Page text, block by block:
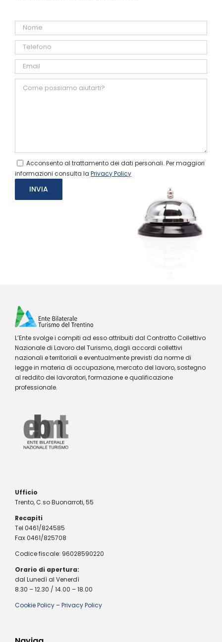
Acconsento al trattamento dei dati personali. Per maggiori
informazioni consulta la Privacy Policy
L’Ente svolge i compiti ad esso attribuiti dal Contratto Collettivo
Nazionale di Lavoro del Turismo, dagli accordi collettivi
nazionali e territoriali e eventualmente previsti da norme di
legge in materia di occupazione, mercato del lavoro, sostegno
al reddito dei lavoratori, formazione e qualificazione
professionale.
Ufficio
Trento, C.so Buonarroti, 55
Recapiti
Tel 0461/824585
Fax 0461/825708
Codice fiscale: 96028590220
Orario di apertura:
dal Lunedì al Venerdì
8.30 – 12.30 / 14.00 – 18.00
Cookie Policy –Privacy Policy